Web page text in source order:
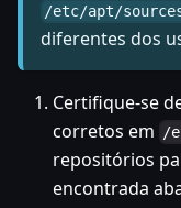
/etc/apt/
diferentes dos
Certifique-se
corretos em
/
repositórios
encontrada